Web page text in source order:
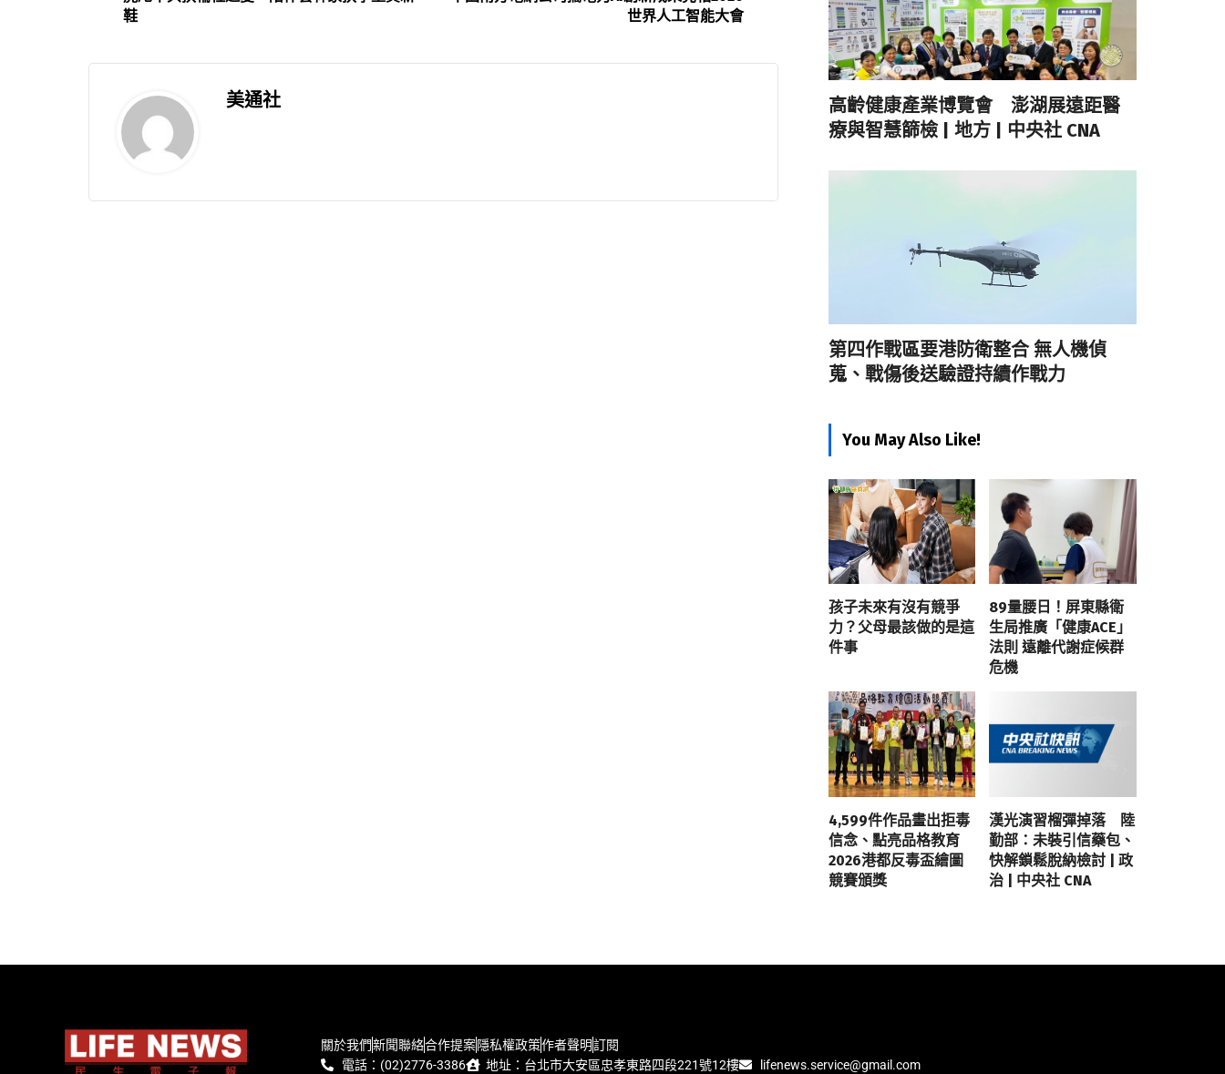
鞋
世界人工智能大會
美通社
高齡健康產業博覽會 澎湖展遠距醫
療與智慧篩檢 | 地方 | 中央社 CNA
第四作戰區要港防衛整合 無人機偵
蒐、戰傷後送驗證持續作戰力
You May Also Like!
孩子未來有沒有競爭
力？父母最該做的是這
件事
89量腰日！屏東縣衛
生局推廣「健康ACE」
法則 遠離代謝症候群
危機
4,599件作品畫出拒毒
信念、點亮品格教育
2026港都反毒盃繪圖
競賽頒獎
漢光演習榴彈掉落 陸
勤部：未裝引信藥包、
快解鎖鬆脫納檢討 | 政
治 | 中央社 CNA
關於我們新聞聯絡合作提案隱私權政策作者聲明訂閱
電話：(02)2776-3386
地址：台北市大安區忠孝東路四段221號12樓 lifenews.service@gmail.com